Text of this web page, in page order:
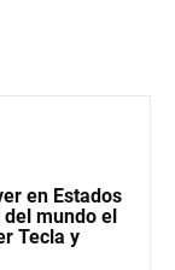
en Estados
mundo el
Tecla y